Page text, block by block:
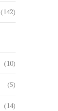
(142)
(10)
(5)
(14)